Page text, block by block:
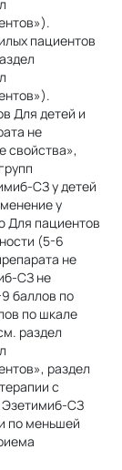
пациентов
Для детей и
не
свойства»,
СЗ у детей
у
Для пациентов
(5-6
не
СЗ не
баллов по
по шкале
раздел
раздел
с
Эзетимиб-СЗ
по меньшей